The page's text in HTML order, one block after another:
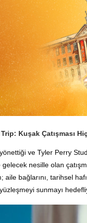
Kuşak Çatışması
yönettiği ve Tyler Perry
nesille olan
aile bağlarını, tarihsel
sunmayı